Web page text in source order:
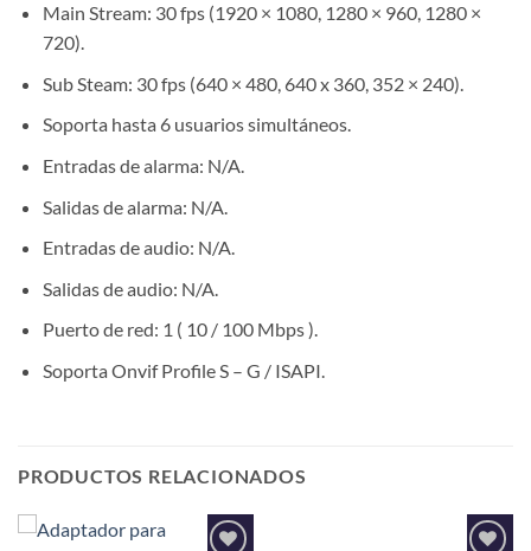
Main Stream: 30 fps (1920 × 1080, 1280 × 960, 1280 ×
720).
Sub Steam: 30 fps (640 × 480, 640 x 360, 352 × 240).
Soporta hasta 6 usuarios simultáneos.
Entradas de alarma: N/A.
Salidas de alarma: N/A.
Entradas de audio: N/A.
Salidas de audio: N/A.
Puerto de red: 1 ( 10 / 100 Mbps ).
Soporta Onvif Profile S – G / ISAPI.
PRODUCTOS RELACIONADOS